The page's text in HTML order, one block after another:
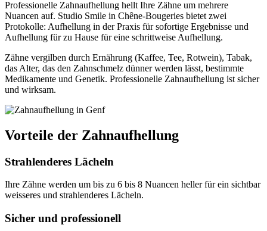
Professionelle Zahnaufhellung hellt Ihre Zähne um mehrere
Nuancen auf. Studio Smile in Chêne-Bougeries bietet zwei
Protokolle: Aufhellung in der Praxis für sofortige Ergebnisse und
Aufhellung für zu Hause für eine schrittweise Aufhellung.
Zähne vergilben durch Ernährung (Kaffee, Tee, Rotwein), Tabak,
das Alter, das den Zahnschmelz dünner werden lässt, bestimmte
Medikamente und Genetik. Professionelle Zahnaufhellung ist sicher
und wirksam.
Vorteile der Zahnaufhellung
Strahlenderes Lächeln
Ihre Zähne werden um bis zu 6 bis 8 Nuancen heller für ein sichtbar
weisseres und strahlenderes Lächeln.
Sicher und professionell